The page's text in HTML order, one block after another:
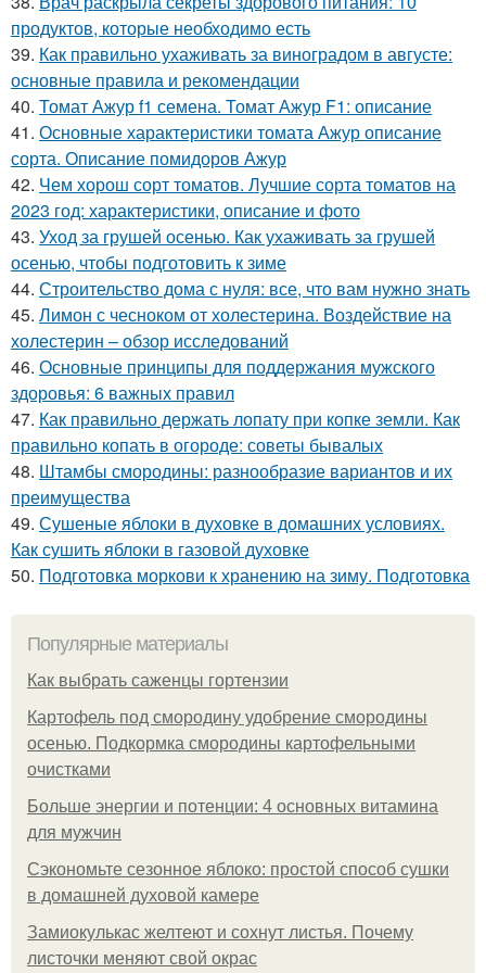
продуктов, которые необходимо есть
39. Как правильно ухаживать за виноградом в августе:
основные правила и рекомендации
40. Томат Ажур f1 семена. Томат Ажур F1: описание
41. Основные характеристики томата Ажур описание
сорта. Описание помидоров Ажур
42. Чем хорош сорт томатов. Лучшие сорта томатов на
2023 год: характеристики, описание и фото
43. Уход за грушей осенью. Как ухаживать за грушей
осенью, чтобы подготовить к зиме
44. Строительство дома с нуля: все, что вам нужно знать
45. Лимон с чесноком от холестерина. Воздействие на
холестерин – обзор исследований
46. Основные принципы для поддержания мужского
здоровья: 6 важных правил
47. Как правильно держать лопату при копке земли. Как
правильно копать в огороде: советы бывалых
48. Штамбы смородины: разнообразие вариантов и их
преимущества
49. Сушеные яблоки в духовке в домашних условиях.
Как сушить яблоки в газовой духовке
50. Подготовка моркови к хранению на зиму. Подготовка
Популярные материалы
Как выбрать саженцы гортензии
Картофель под смородину удобрение смородины
осенью. Подкормка смородины картофельными
очистками
Больше энергии и потенции: 4 основных витамина
для мужчин
Сэкономьте сезонное яблоко: простой способ сушки
в домашней духовой камере
Замиокулькас желтеют и сохнут листья. Почему
листочки меняют свой окрас